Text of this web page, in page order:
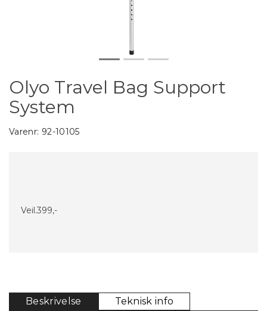
Olyo Travel Bag Support
System
Varenr: 92-10105
Veil.399,-
Beskrivelse Teknisk info